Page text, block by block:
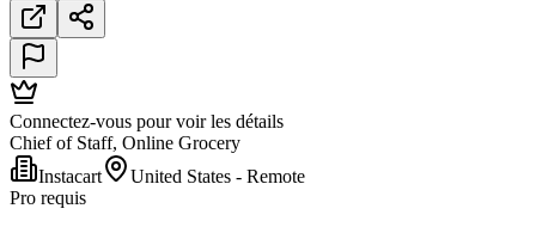
Connectez-vous pour voir les détails
Chief of Staff, Online Grocery
Instacart
United States - Remote
Pro requis